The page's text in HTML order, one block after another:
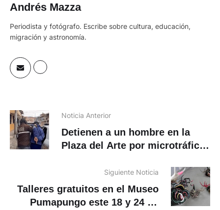
Andrés Mazza
Periodista y fotógrafo. Escribe sobre cultura, educación,
migración y astronomía.
Noticia Anterior
Detienen a un hombre en la
Plaza del Arte por microtráfico
Siguiente Noticia
Talleres gratuitos en el Museo
Pumapungo este 18 y 24 de